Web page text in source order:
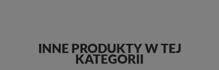
INNE PRODUKTY W TEJ
KATEGORII